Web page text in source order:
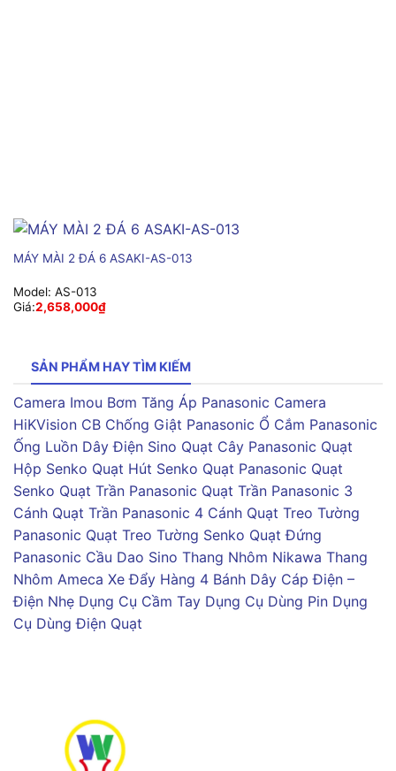
MÁY MÀI 2 ĐÁ 6 ASAKI-AS-013
Model: AS-013
Giá:2,658,000₫
SẢN PHẨM HAY TÌM KIẾM
Camera Imou Bơm Tăng Áp Panasonic Camera
HiKVision CB Chống Giật Panasonic Ổ Cắm Panasonic
Ống Luồn Dây Điện Sino Quạt Cây Panasonic Quạt
Hộp Senko Quạt Hút Senko Quạt Panasonic Quạt
Senko Quạt Trần Panasonic Quạt Trần Panasonic 3
Cánh Quạt Trần Panasonic 4 Cánh Quạt Treo Tường
Panasonic Quạt Treo Tường Senko Quạt Đứng
Panasonic Cầu Dao Sino Thang Nhôm Nikawa Thang
Nhôm Ameca Xe Đẩy Hàng 4 Bánh Dây Cáp Điện –
Điện Nhẹ Dụng Cụ Cầm Tay Dụng Cụ Dùng Pin Dụng
Cụ Dùng Điện Quạt